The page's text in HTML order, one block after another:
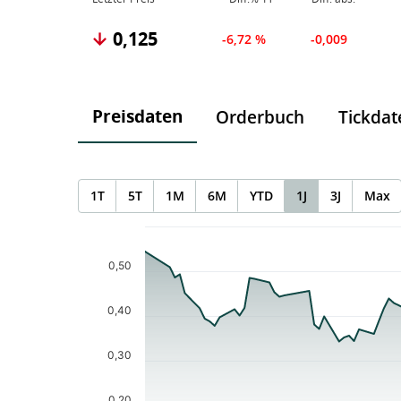
0,125 -6,72 % -0,009
Preisdaten Orderbuch
1T 5T 1M 6M YTD 1J 3J Max
Chart
The chart has 1 X axis displaying Time. Data ranges
The chart has 1 Y axis displaying values. Data ranges
0,30
0,40
0,50